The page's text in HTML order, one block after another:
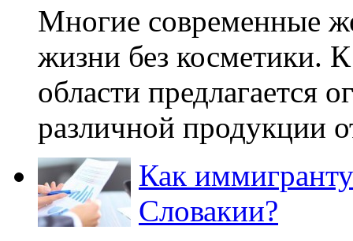
Многие современные
жизни без косметики.
области предлагается
различной продукции
Как
Словакии?